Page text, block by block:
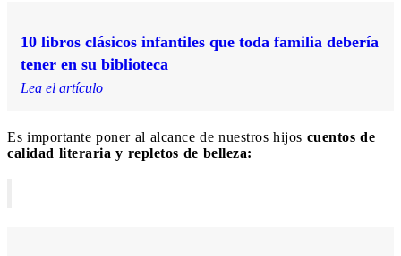
10 libros clásicos infantiles que toda familia debería
tener en su biblioteca
Lea el artículo
Es importante poner al alcance de nuestros hijos cuentos de
calidad literaria y repletos de belleza: